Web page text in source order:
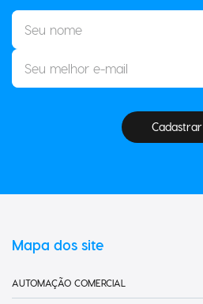
Cadastrar
Mapa dos site
AUTOMAÇÃO COMERCIAL